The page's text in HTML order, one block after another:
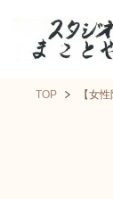
TOP 【女